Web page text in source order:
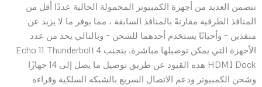
تتضمن العديد من أجهزة الكمبيوتر المحمولة الحالية عددًا أقل من
المنافذ الطرفية مقارنةً بالمنافذ السابقة ، مما يوفر ما لا يزيد عن
منفذين – وأحيانًا يستخدم أحدهما للشحن – وبالتالي يحد من عدد
الأجهزة التي يمكن توصيلها مباشرة. يتجنب Echo 11 Thunderbolt 4
HDMI Dock هذه القيود عن طريق توصيل ما يصل إلى 14 جهازًا
وشحن الكمبيوتر ودعم الاتصال السريع بالشبكة السلكية وقراءة